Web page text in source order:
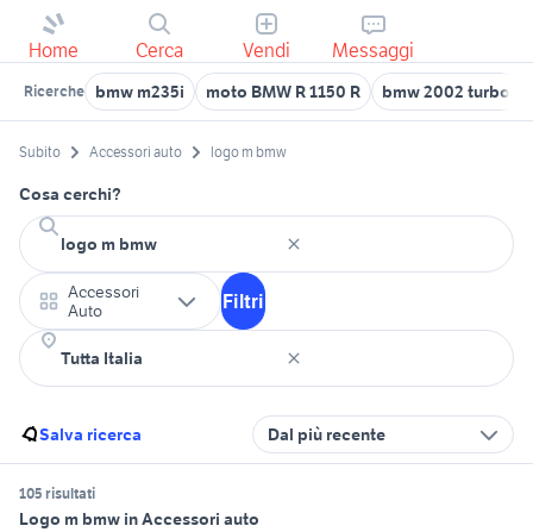
Home Cerca Vendi Messaggi
Ricerche bmw m235i moto BMW R 1150 R bmw 2002 turbo
Subito Accessori auto logo m bmw
Cosa cerchi?
Accessori
Auto
Filtri
Salva ricerca Dal più recente
105 risultati
Logo m bmw in Accessori auto